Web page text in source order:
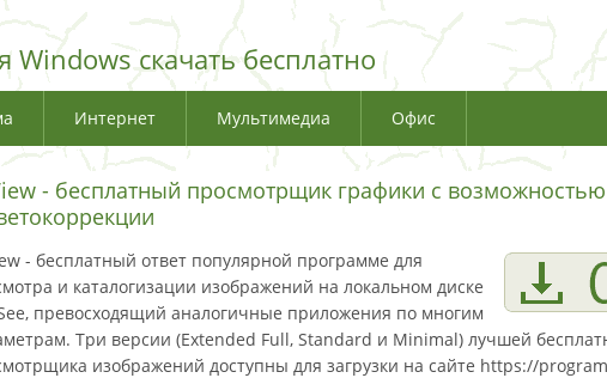
скачать бесплатно
Интернет Мультимедиа Офис
- бесплатный просмотрщик графики с
- бесплатный ответ популярной программе для
и каталогизации изображений на локальном диске
превосходящий аналогичные приложения по многим
Три версии (Extended Full, Standard и Minimal) лучшей
изображений доступны для загрузки на сайте https://